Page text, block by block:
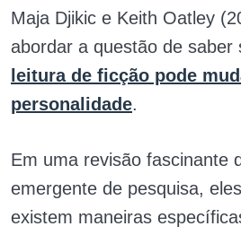
Maja Djikic e Keith Oatley
abordar a questão de saber
leitura de ficção pode
personalidade.
Em uma revisão fascinante
emergente de pesquisa,
existem maneiras